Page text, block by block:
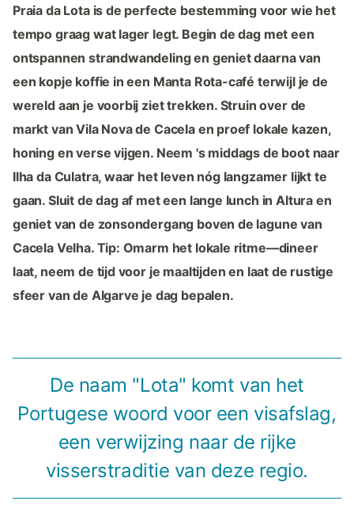
Praia da Lota is de perfecte bestemming voor wie het
tempo graag wat lager legt. Begin de dag met een
ontspannen strandwandeling en geniet daarna van
een kopje koffie in een Manta Rota-café terwijl je de
wereld aan je voorbij ziet trekken. Struin over de
markt van Vila Nova de Cacela en proef lokale kazen,
honing en verse vijgen. Neem 's middags de boot naar
Ilha da Culatra, waar het leven nóg langzamer lijkt te
gaan. Sluit de dag af met een lange lunch in Altura en
geniet van de zonsondergang boven de lagune van
Cacela Velha. Tip: Omarm het lokale ritme—dineer
laat, neem de tijd voor je maaltijden en laat de rustige
sfeer van de Algarve je dag bepalen.
De naam "Lota" komt van het
Portugese woord voor een visafslag,
een verwijzing naar de rijke
visserstraditie van deze regio.